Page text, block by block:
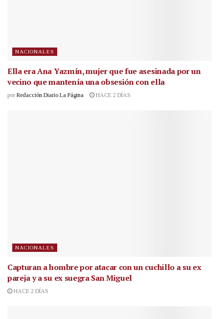
NACIONALES
Ella era Ana Yazmín, mujer que fue asesinada por un
vecino que mantenía una obsesión con ella
por Redacción Diario La Página HACE 2 DÍAS
NACIONALES
Capturan a hombre por atacar con un cuchillo a su ex
pareja y a su ex suegra San Miguel
HACE 2 DÍAS